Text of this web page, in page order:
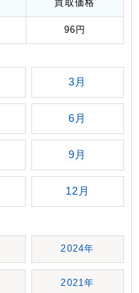
買取価格
96円
3月
6月
9月
12月
2024年
2021年